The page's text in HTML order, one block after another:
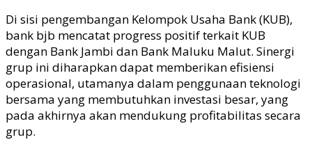
Di sisi pengembangan Kelompok Usaha Bank (KUB),
bank bjb mencatat progress positifterkait KUB
dengan Bank Jambi dan Bank Maluku Malut. Sinergi
grup ini diharapkandapat memberikan efisiensi
operasional, utamanya dalam penggunaan teknologi
bersama yang membutuhkan investasi besar, yang
pada akhirnya akan mendukung profitabilitas secara
grup.